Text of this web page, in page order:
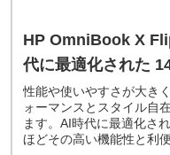
HP OmniBook X
代に最適化された
性能や使いやすさが大き
ォーマンスとスタイル自
ます。AI時代に最適化さ
ほどその高い機能性と利